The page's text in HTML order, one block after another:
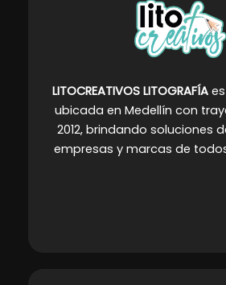
LITOCREATIVOS LITOGRAFÍA
ubicada en Medellín con
2012, brindando soluciones
empresas y marcas de